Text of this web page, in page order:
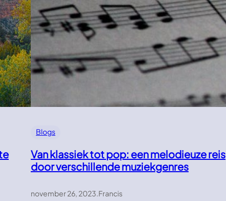
Blogs
Van klassiek tot pop: een melodieuze reis
door verschillende muziekgenres
november 26, 2023.Francis